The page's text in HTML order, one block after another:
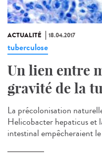
ACTUALITÉ 18.04.2017
tuberculose
Un lien entre
gravité de la
La précolonisation
Helicobacter hepaticus
intestinal empêcheraient